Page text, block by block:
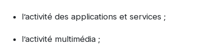
l’activité des applications et services ;
l’activité multimédia ;